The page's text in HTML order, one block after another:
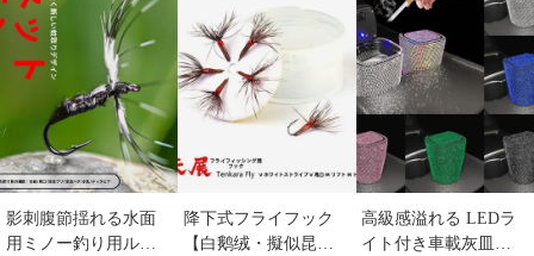
影刺腹節揺れる水面
用ミノー釣り用ルア
降下式フライフック
【白鹅绒・擬似昆虫
高級感溢れる LEDラ
イト付き車載灰皿